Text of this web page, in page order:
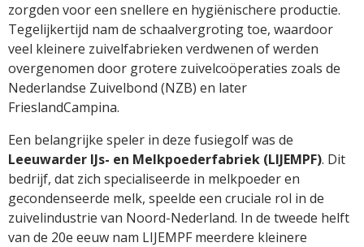
zorgden voor een snellere en hygiënischere productie.
Tegelijkertijd nam de schaalvergroting toe, waardoor
veel kleinere zuivelfabrieken verdwenen of werden
overgenomen door grotere zuivelcoöperaties zoals de
Nederlandse Zuivelbond (NZB) en later
FrieslandCampina.
Een belangrijke speler in deze fusiegolf was de
Leeuwarder IJs- en Melkpoederfabriek (LIJEMPF). Dit
bedrijf, dat zich specialiseerde in melkpoeder en
gecondenseerde melk, speelde een cruciale rol in de
zuivelindustrie van Noord-Nederland. In de tweede helft
van de 20e eeuw nam LIJEMPF meerdere kleinere